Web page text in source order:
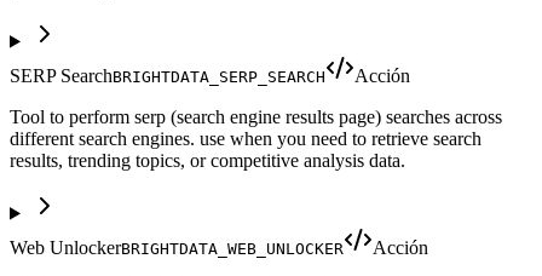
SERP SearchBRIGHTDATA_SERP_SEARCH
Acción
Tool to perform serp (search engine results page) searches across
different search engines. use when you need to retrieve search
results, trending topics, or competitive analysis data.
Web UnlockerBRIGHTDATA_WEB_UNLOCKER
Acción